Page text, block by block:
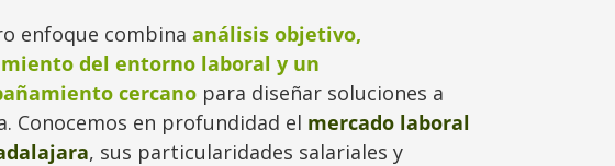
enfoque combina análisis objetivo,
del entorno laboral y un
cercanopara diseñar soluciones a
Conocemos en profundidad el mercado laboral
, sus particularidades salariales y